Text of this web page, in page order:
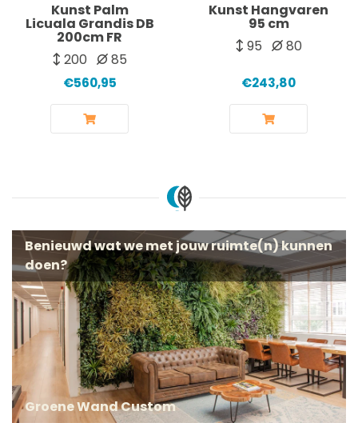
Kunst Palm
Licuala Grandis DB
200cm FR
200
85
€560,95
Kunst Hangvaren
95 cm
95
80
€243,80
Benieuwd wat we met jouw ruimte(n) kunnen
doen?
Groene Wand Custom